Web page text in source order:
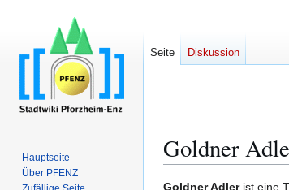
Goldner
Zur
Zur
Goldner Adlerist eine
Seite Diskussion
Hauptseite
Über PFENZ